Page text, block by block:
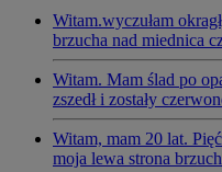
Witam.wyczułam
brzucha nad miednica
Witam. Mam ślad po
zszedł i zostały
Witam, mam 20 lat.
moja lewa strona